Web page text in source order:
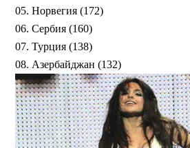
05. Норвегия (172)
06. Сербия (160)
07. Турция (138)
08. Азербайджан (132)